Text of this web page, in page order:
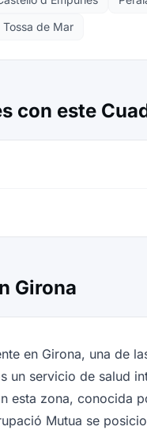
Tossa de Mar
con este
Girona
en Girona, una de
un servicio de salud
esta zona, conocida
Mutua se